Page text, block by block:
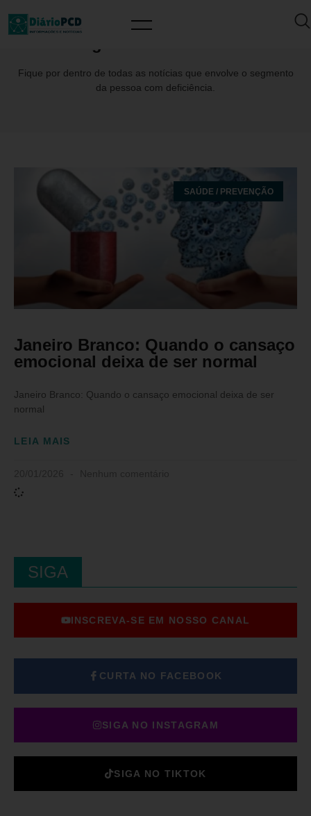
Fique por dentro de todas as notícias que envolve o segmento
da pessoa com deficiência.
SAÚDE / PREVENÇÃO
Janeiro Branco: Quando o cansaço
emocional deixa de ser normal
Janeiro Branco: Quando o cansaço emocional deixa de ser
normal
LEIA MAIS
SIGA
INSCREVA-SE EM NOSSO CANAL
CURTA NO FACEBOOK
SIGA NO INSTAGRAM
SIGA NO TIKTOK